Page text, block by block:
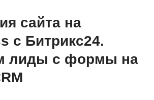
сайта на
с Битрикс24.
лиды с формы на